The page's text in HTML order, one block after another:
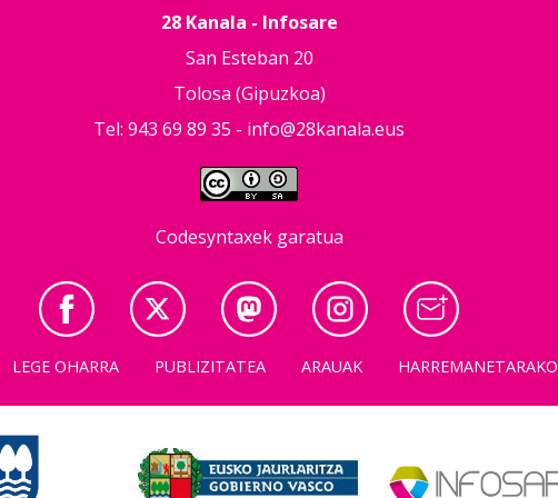
28 Kanala - Infosare
San Esteban 20
Tolosa (Gipuzkoa)
Tel: 943 69 89 35 - info@28kanala.eus
Codesyntaxek garatua
LEGE OHARRA PUBLIZITATEA ARAUAK HARREMANETARAKO